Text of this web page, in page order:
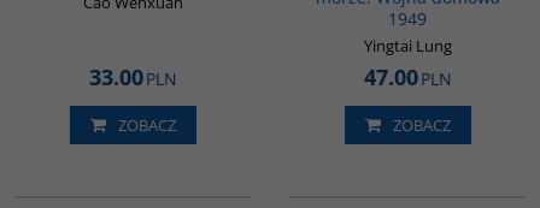
33.00PLN
ZOBACZ
1949
Yingtai Lung
47.00PLN
ZOBACZ